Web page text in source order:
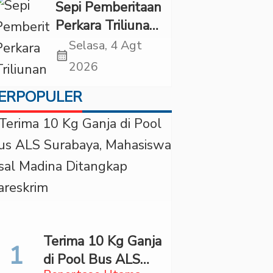
Brain Forum
2026 UPN
Veteran Jakarta”
Sepi Pemberitaan
Perkara Triliunan
Rupiah Investree,
Ternyata Sudah
calendar_month
Selasa, 4 Agt
2026
Terima 10 Kg Ganja
di Pool Bus ALS